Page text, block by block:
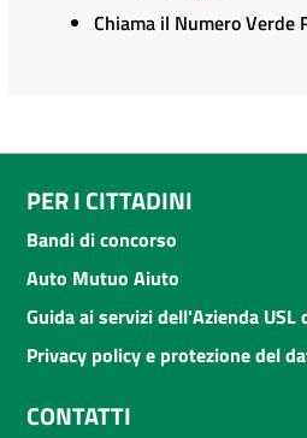
Chiama il Numero Verde
PER I CITTADINI
Bandi di concorso
Auto Mutuo Aiuto
Guida ai servizi dell'Azienda USL
Privacy policy e protezione del
CONTATTI